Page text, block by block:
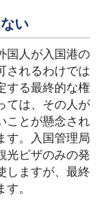
い
国人が入国港の
されるわけでは
する最終的な権
ては、その人が
ことが懸念され
す。入国管理局
光ビザのみの発
しますが、最終
。